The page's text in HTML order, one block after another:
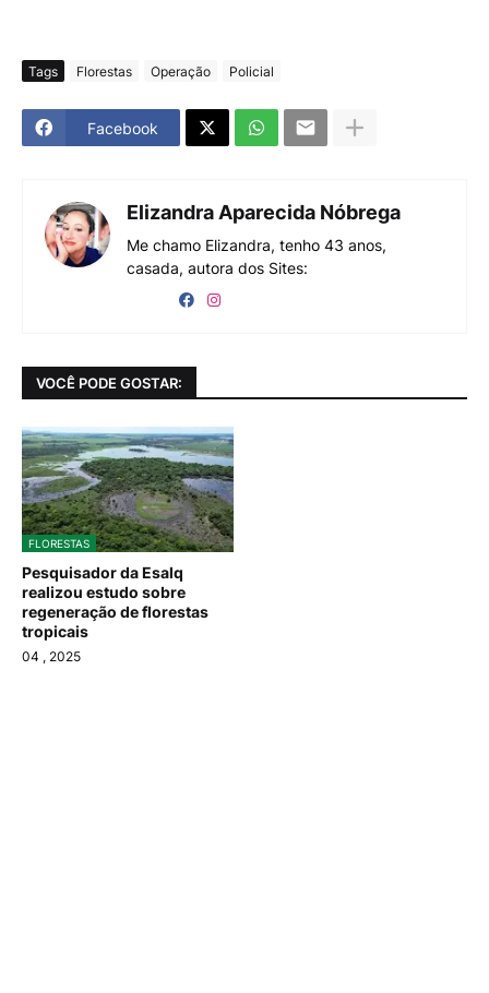
Tags Florestas Operação Policial
Facebook
Elizandra Aparecida Nóbrega
Me chamo Elizandra, tenho 43 anos,
casada, autora dos Sites:
VOCÊ PODE GOSTAR:
FLORESTAS
Pesquisador da Esalq
realizou estudo sobre
regeneração de florestas
tropicais
04 , 2025